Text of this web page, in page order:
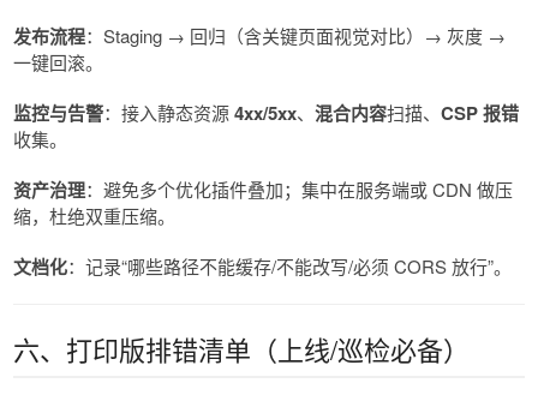
发布流程：Staging → 回归（含关键页面视觉对比）→ 灰度 →
一键回滚。
监控与告警：接入静态资源4xx/5xx、 混合内容扫描、 CSP 报错
收集。
资产治理：避免多个优化插件叠加；集中在服务端或 CDN 做压
缩，杜绝双重压缩。
文档化：记录“哪些路径不能缓存/不能改写/必须 CORS 放行”。
六、打印版排错清单（上线/巡检必备）